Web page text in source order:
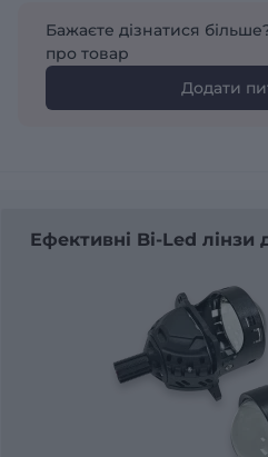
Бажаєте дізнатися
про товар
Додати
Ефективні Bi-Led лінзи